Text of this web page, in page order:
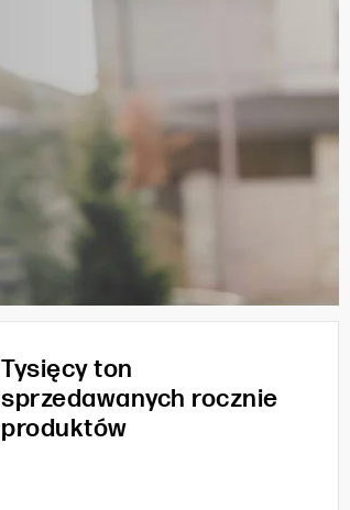
Tysięcy ton
sprzedawanych rocznie
produktów